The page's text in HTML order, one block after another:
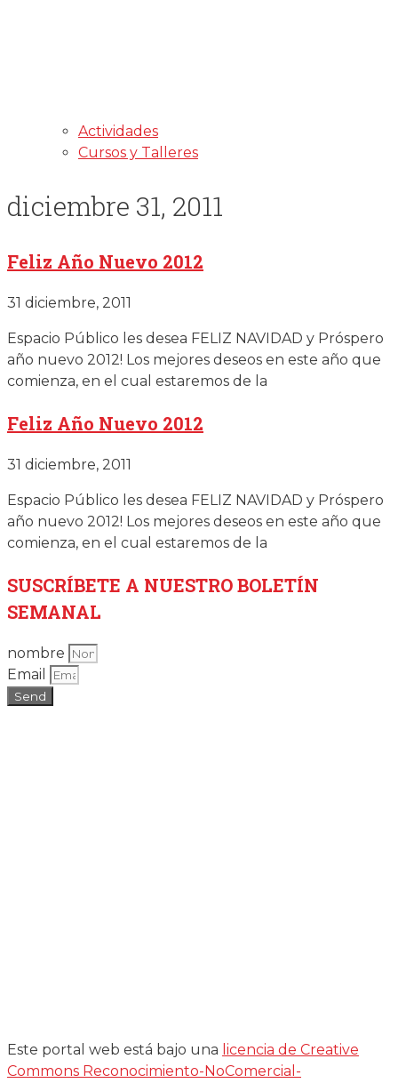
Actividades
Cursos y Talleres
diciembre 31, 2011
Feliz Año Nuevo 2012
31 diciembre, 2011
Espacio Público les desea FELIZ NAVIDAD y Próspero
año nuevo 2012! Los mejores deseos en este año que
comienza, en el cual estaremos de la
Feliz Año Nuevo 2012
31 diciembre, 2011
Espacio Público les desea FELIZ NAVIDAD y Próspero
año nuevo 2012! Los mejores deseos en este año que
comienza, en el cual estaremos de la
SUSCRÍBETE A NUESTRO BOLETÍN
SEMANAL
nombre
Email
Send
Este portal web está bajo una licencia de Creative
Commons Reconocimiento-NoComercial-